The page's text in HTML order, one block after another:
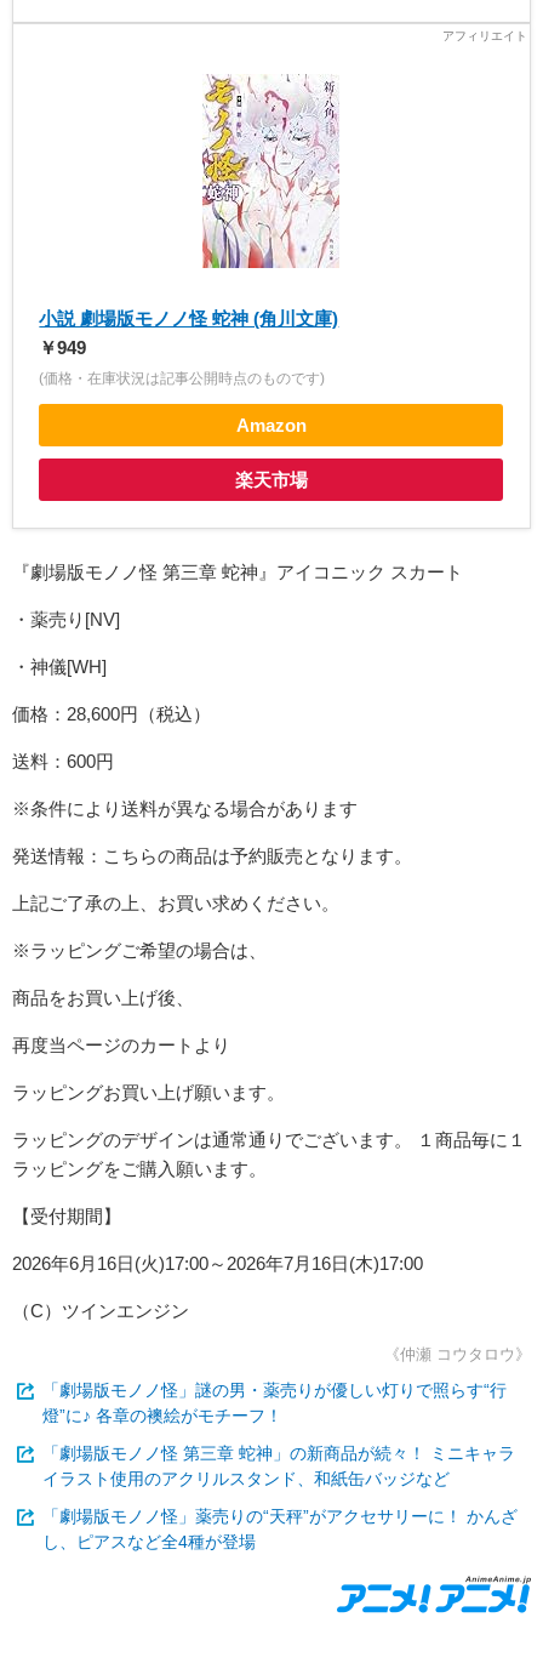
小説 劇場版モノノ怪 蛇神 (角川文庫)
￥949
(価格・在庫状況は記事公開時点のものです)
Amazon
楽天市場
『劇場版モノノ怪 第三章 蛇神』アイコニック スカート
・薬売り[NV]
・神儀[WH]
価格：28,600円（税込）
送料：600円
※条件により送料が異なる場合があります
発送情報：こちらの商品は予約販売となります。
上記ご了承の上、お買い求めください。
※ラッピングご希望の場合は、
商品をお買い上げ後、
再度当ページのカートより
ラッピングお買い上げ願います。
ラッピングのデザインは通常通りでございます。 １商品毎に１
ラッピングをご購入願います。
【受付期間】
2026年6月16日(火)17:00～2026年7月16日(木)17:00
（C）ツインエンジン
《仲瀬 コウタロウ》
「劇場版モノノ怪」謎の男・薬売りが優しい灯りで照らす“行
燈”に♪ 各章の襖絵がモチーフ！
「劇場版モノノ怪 第三章 蛇神」の新商品が続々！ ミニキャラ
イラスト使用のアクリルスタンド、和紙缶バッジなど
「劇場版モノノ怪」薬売りの“天秤”がアクセサリーに！ かんざ
し、ピアスなど全4種が登場